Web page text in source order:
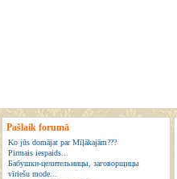
Pašlaik forumā
Ko jūs domājat par Mīļākajām???
Pirmais iespaids...
Бабушки-целительницы, заговорщицы
vīriešu mode...